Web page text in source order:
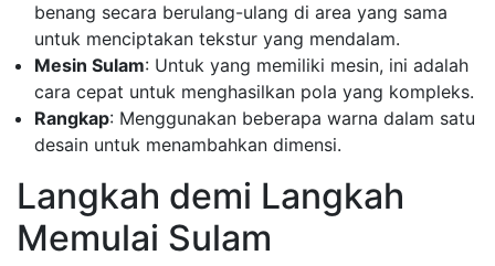
benang secara berulang-ulang di area yang sama
untuk menciptakan tekstur yang mendalam.
Mesin Sulam: Untuk yang memiliki mesin, ini adalah
cara cepat untuk menghasilkan pola yang kompleks.
Rangkap: Menggunakan beberapa warna dalam satu
desain untuk menambahkan dimensi.
Langkah demi Langkah
Memulai Sulam